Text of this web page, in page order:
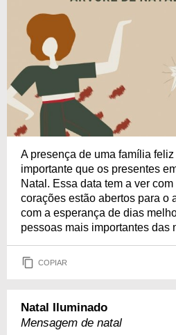
A presença de uma família
importante que os presentes
Natal. Essa data tem a ver
corações estão abertos para o
com a esperança de dias
pessoas mais importantes das
COPIAR
Natal Iluminado
Mensagem de natal